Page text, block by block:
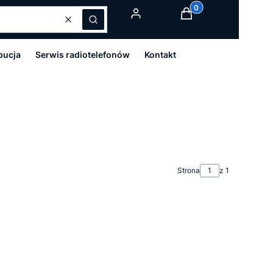
WyczyśćSzukaj
Produkty w
Serwis radiotelefonów Kontakt
Strona z 1